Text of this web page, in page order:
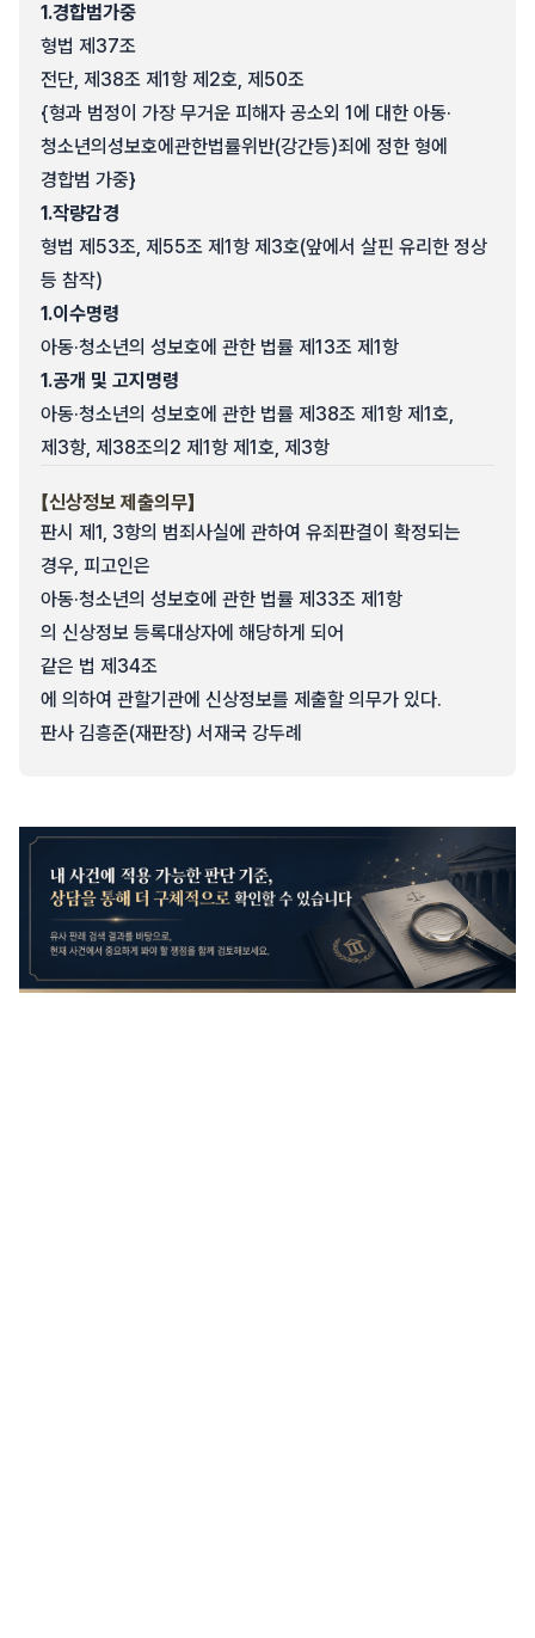
1.경합범가중
형법 제37조
전단, 제38조 제1항 제2호, 제50조
{형과 범정이 가장 무거운 피해자 공소외 1에 대한 아동·
청소년의성보호에관한법률위반(강간등)죄에 정한 형에
경합범 가중}
1.작량감경
형법 제53조, 제55조 제1항 제3호(앞에서 살핀 유리한 정상
등 참작)
1.이수명령
아동·청소년의 성보호에 관한 법률 제13조 제1항
1.공개 및 고지명령
아동·청소년의 성보호에 관한 법률 제38조 제1항 제1호,
제3항, 제38조의2 제1항 제1호, 제3항
【신상정보 제출의무】
판시 제1, 3항의 범죄사실에 관하여 유죄판결이 확정되는
경우, 피고인은
아동·청소년의 성보호에 관한 법률 제33조 제1항
의 신상정보 등록대상자에 해당하게 되어
같은 법 제34조
에 의하여 관할기관에 신상정보를 제출할 의무가 있다.
판사 김흥준(재판장) 서재국 강두례